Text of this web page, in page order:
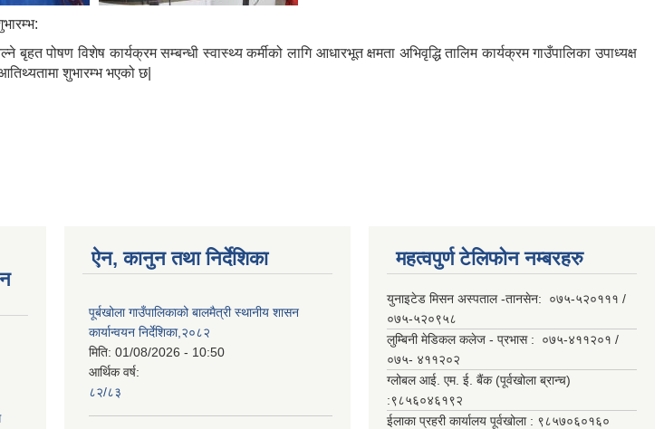
विशेष कार्यक्रम सम्बन्धी स्वास्थ्य कर्मीको लागि आधारभूत क्षमता अभिवृद्धि तालिम कार्यक्रम गाउँपालिका उपाध्यक्ष
शुभारम्भ भएको छ|
ऐन, कानुन तथा निर्देशिका
पूर्बखोला गाउँपालिकाको बालमैत्री स्थानीय शासन
कार्यान्वयन निर्देशिका,२०८२
मिति: 01/08/2026 - 10:50
आर्थिक वर्ष:
८२/८३
महत्वपुर्ण टेलिफोन नम्बरहरु
युनाइटेड मिसन अस्पताल -तानसेन: ०७५-५२०१११ /
०७५-५२०९५८
लुम्बिनी मेडिकल कलेज - प्रभास : ०७५-४११२०१ /
०७५- ४११२०२
ग्लोबल आई. एम. ई. बैंक (पूर्वखोला ब्रान्च)
:९८५६०४६१९२
ईलाका प्रहरी कार्यालय पूर्वखोला : ९८५७०६०१६०